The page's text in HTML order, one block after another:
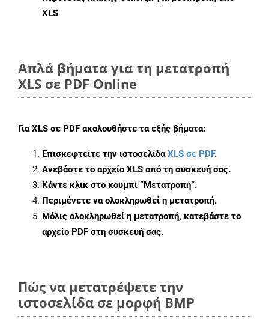
XLS
Απλά βήματα για τη μετατροπή
XLS σε PDF Online
ΓιαXLS σε PDF ακολουθήστε τα εξής βήματα:
Επισκεφτείτε την ιστοσελίδαXLS σε PDF.
Ανεβάστε το αρχείο XLS από τη συσκευή σας.
Κάντε κλικ στο κουμπί “Μετατροπή”.
Περιμένετε να ολοκληρωθεί η μετατροπή.
Μόλις ολοκληρωθεί η μετατροπή, κατεβάστε το
αρχείο PDF στη συσκευή σας.
Πώς να μετατρέψετε την
ιστοσελίδα σε μορφή BMP